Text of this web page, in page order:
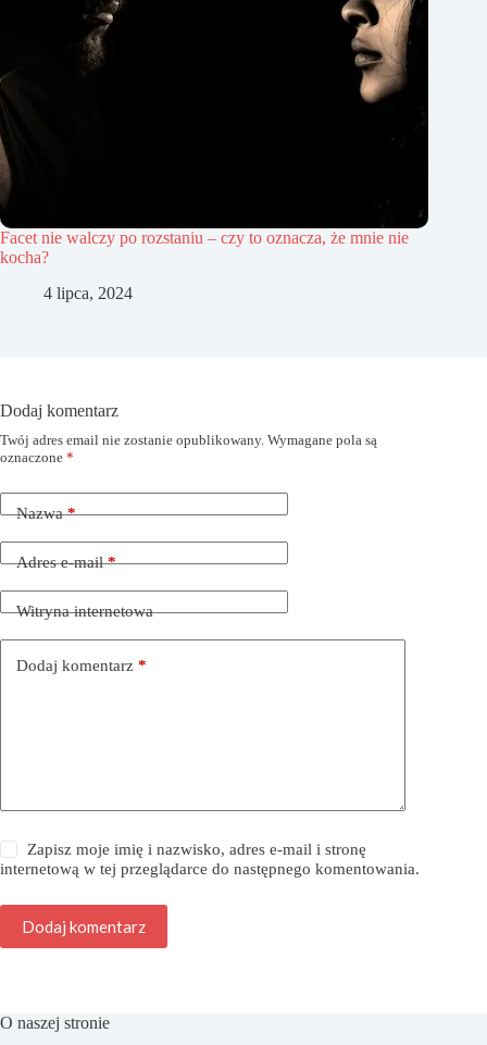
Facet nie walczy po rozstaniu – czy to oznacza, że mnie nie
kocha?
4 lipca, 2024
Dodaj komentarz
Twój adres email nie zostanie opublikowany. Wymagane pola są
oznaczone *
Nazwa*
Adres e-mail*
Witryna internetowa
Dodaj komentarz *
Zapisz moje imię i nazwisko, adres e-mail i stronę
internetową w tej przeglądarce do następnego komentowania.
Dodaj komentarz
O naszej stronie